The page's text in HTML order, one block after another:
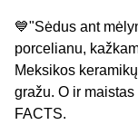
💙"Sėdus ant
porcelianu,
Meksikos
gražu. O ir
FACTS.